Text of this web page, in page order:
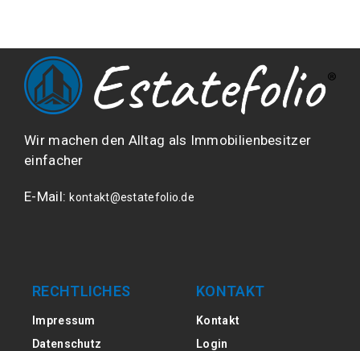
Wir machen den Alltag als Immobilienbesitzer
einfacher
E-Mail:kontakt@estatefolio.de
RECHTLICHES
Impressum
Datenschutz
KONTAKT
Kontakt
Login